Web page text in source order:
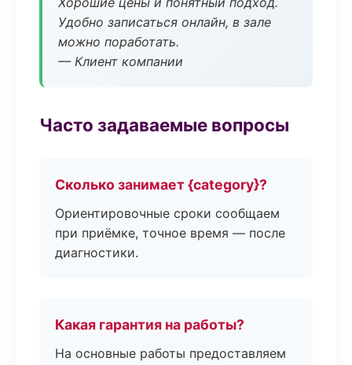
Удобно записаться онлайн, в зале
можно поработать.
— Клиент компании
Часто задаваемые вопросы
Сколько занимает {category}?
Ориентировочные сроки сообщаем
при приёмке, точное время — после
диагностики.
Какая гарантия на работы?
На основные работы предоставляем